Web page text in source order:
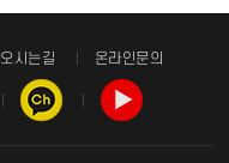
오시는길 온라인문의